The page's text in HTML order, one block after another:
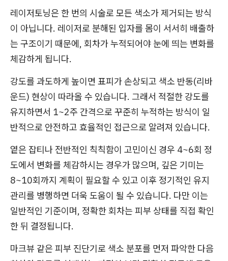
레이저토닝은 한 번의 시술로 모든 색소가 제거되는 방식
이 아닙니다. 레이저로 분해된 입자를 몸이 서서히 배출하
는 구조이기 때문에, 회차가 누적되어야 눈에 띄는 변화를
체감하게 됩니다.
강도를 과도하게 높이면 표피가 손상되고 색소 반동(리바
운드) 현상이 따라올 수 있습니다. 그래서 적절한 강도를
유지하면서 1~2주 간격으로 꾸준히 누적하는 방식이 일
반적으로 안전하고 효율적인 접근으로 알려져 있습니다.
옅은 잡티나 전반적인 칙칙함이 고민이신 경우 4~6회 정
도에서 변화를 체감하시는 경우가 많으며, 깊은 기미는
8~10회까지 계획이 필요할 수 있고 이후 정기적인 유지
관리를 병행하면 더욱 도움이 될 수 있습니다. 다만 이는
일반적인 기준이며, 정확한 회차는 피부 상태를 직접 확인
한 뒤 결정됩니다.
마크뷰 같은 피부 진단기로 색소 분포를 먼저 파악한 다음